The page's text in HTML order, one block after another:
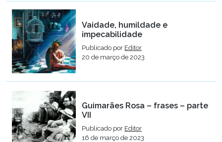
Vaidade, humildade e
impecabilidade
Publicado por Editor
20 de março de 2023
Guimarães Rosa – frases – parte
VII
Publicado por Editor
16 de março de 2023